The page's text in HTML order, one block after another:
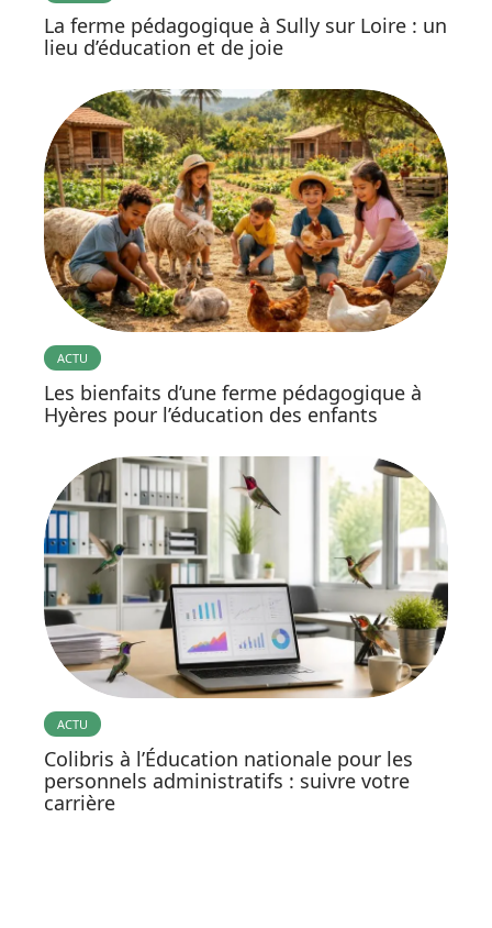
La ferme pédagogique à Sully sur Loire : un
lieu d’éducation et de joie
ACTU
Les bienfaits d’une ferme pédagogique à
Hyères pour l’éducation des enfants
ACTU
Colibris à l’Éducation nationale pour les
personnels administratifs : suivre votre
carrière